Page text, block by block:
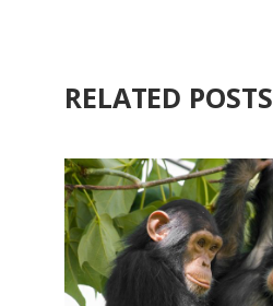
RELATED POSTS